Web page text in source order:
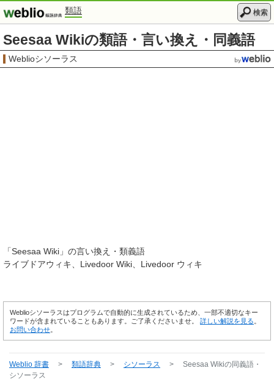
類語 検索
Seesaa Wikiの類語・言い換え・同義語
Weblioシソーラス
「Seesaa Wiki 」の言い換え・類義語
ライブドアウィキ
Livedoor Wiki Livedoor ウィキ
Weblioシソーラスはプログラムで自動的に生成されているため、一部不適切なキー
ワードが含まれていることもあります。ご了承くださいませ。 詳しい解説を見る
お問い合わせ
Weblio 辞書 > 類語辞典 > シソーラス > Seesaa Wikiの同義語・
シソーラス